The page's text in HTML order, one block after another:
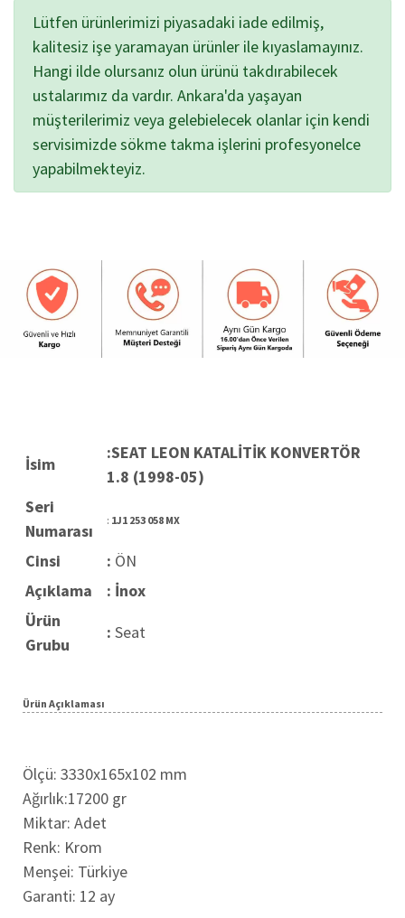
Lütfen ürünlerimizi piyasadaki iade edilmiş,
kalitesiz işe yaramayan ürünler ile kıyaslamayınız.
Hangi ilde olursanız olun ürünü takdırabilecek
ustalarımız da vardır. Ankara'da yaşayan
müşterilerimiz veya gelebielecek olanlar için kendi
servisimizde sökme takma işlerini profesyonelce
yapabilmekteyiz.
İsim
:SEAT LEON KATALİTİK KONVERTÖR
1.8 (1998-05)
Seri
Numarası
: 1J1 253 058 MX
Cinsi : ÖN
Açıklama
: İnox
Ürün
Grubu
: Seat
Ürün Açıklaması
Ölçü: 3330x165x102 mm
Ağırlık:17200 gr
Miktar: Adet
Renk: Krom
Menşei: Türkiye
Garanti: 12 ay